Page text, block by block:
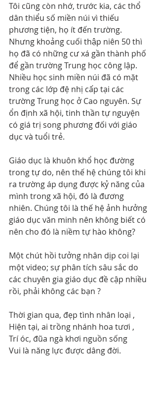
Tôi cũng còn nhớ, trước kia, các thổ
dân thiểu số miền núi vì thiếu
phương tiện, họ ít đến trường.
Nhưng khoảng cuối thập niên 50 thì
họ đã có những cư xá gần thành phố
để gần trường Trung học công lập.
Nhiều học sinh miền núi đã có mặt
trong các lớp đệ nhị cấp tại các
trường Trung học ở Cao nguyên. Sự
ổn định xã hội, tinh thần tự nguyện
có giá trị song phương đối với giáo
dục và tuổi trẻ.
Giáo dục là khuôn khổ học đường
trong tự do, nên thế hệ chúng tôi khi
ra trường áp dụng được kỷ năng của
mình trong xã hội, đó là đương
nhiên. Chúng tôi là thế hệ ảnh hưởng
giáo dục văn minh nên không biết có
nên cho đó là niềm tự hào không?
Một chút hồi tưởng nhân dịp coi lại
một video; sự phân tích sâu sắc do
các chuyên gia giáo dục đề cập nhiều
rồi, phải không các bạn ?
Thời gian qua, đẹp tình nhân loại ,
Hiện tại, ai trồng nhánh hoa tươi ,
Trí óc, đũa ngà khơi nguồn sống
Vui là năng lực được dâng đời.